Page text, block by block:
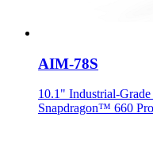
AIM-78S
10.1" Industrial-
Snapdragon™ 660